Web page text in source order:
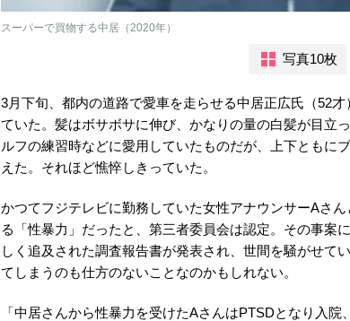
スーパーで買物する中居（2020年）
写真10枚
3月下旬、都内の道路で愛車を走らせる中居正広氏（52
ていた。髪はボサボサに伸び、かなりの量の白髪が目立
ルフの練習時などに愛用していたものだが、上下ともに
えた。それほど憔悴しきっていた。
かつてフジテレビに勤務していた女性アナウンサーAさ
る「性暴力」だったと、第三者委員会は認定。その事案
しく追及された調査報告書が発表され、世間を騒がせて
てしまうのも仕方のないことなのかもしれない。
「中居さんから性暴力を受けたAさんはPTSDとなり入